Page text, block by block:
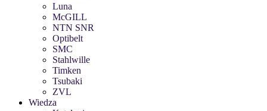
Luna
McGILL
NTN SNR
Optibelt
SMC
Stahlwille
Timken
Tsubaki
ZVL
Wiedza